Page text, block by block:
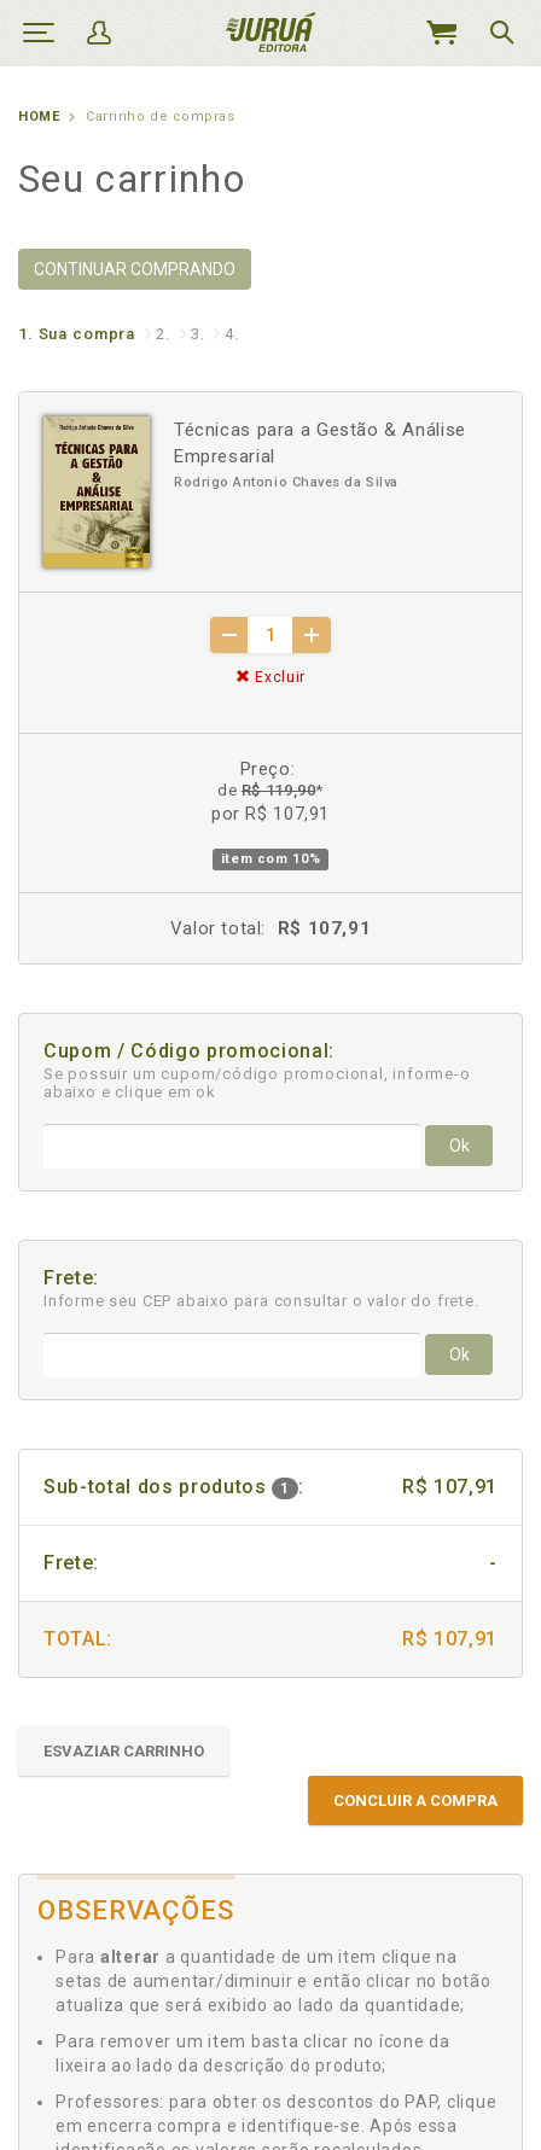
MEU
HOME Carrinho de compras
Seu carrinho
CONTINUAR COMPRANDO
1. Sua compra 2. 3. 4.
Técnicas para a Gestão & Análise
Empresarial
Rodrigo Antonio Chaves da Silva
Excluir
Preço:
deR$ 119,90*
por R$ 107,91
item com 10%
Valor total: R$ 107,91
Cupom / Código promocional:
Se possuir um cupom/código promocional, informe-o
abaixo e clique em ok
Ok
Frete:
Informe seu CEP abaixo para consultar o valor do frete.
Ok
Sub-total dos produtos 1 : R$ 107,91
Frete: -
TOTAL: R$ 107,91
ESVAZIAR CARRINHO
CONCLUIR A COMPRA
OBSERVAÇÕES
Para alterar a quantidade de um item clique na
setas de aumentar/diminuir e então clicar no botão
atualiza que será exibido ao lado da quantidade;
Para remover um item basta clicar no ícone da
lixeira ao lado da descrição do produto;
Professores: para obter os descontos do PAP, clique
em encerra compra e identifique-se. Após essa